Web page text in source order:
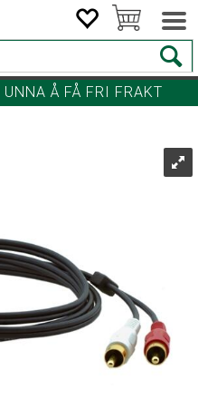
UNNA Å FÅ FRI FRAKT